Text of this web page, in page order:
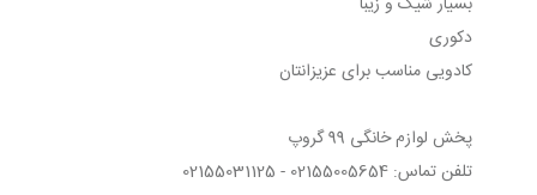
دکوری
کادویی مناسب برای عزیزانتان
پخش لوازم خانگی 99 گروپ
تلفن تماس: 02155005654 - 02155031125